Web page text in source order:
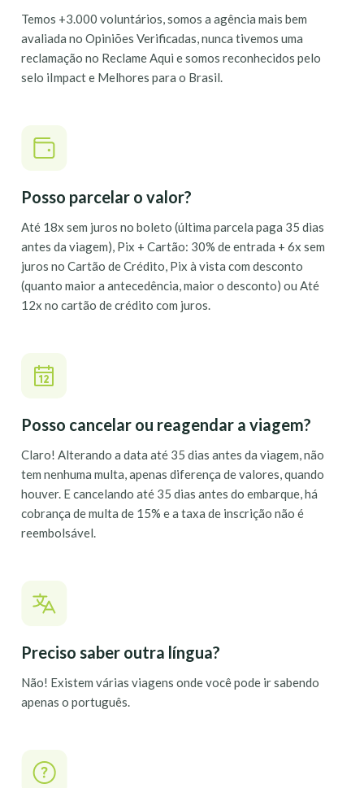
Temos +3.000 voluntários, somos a agência mais bem
avaliada no Opiniões Verificadas, nunca tivemos uma
reclamação no Reclame Aqui e somos reconhecidos pelo
selo iImpact e Melhores para o Brasil.
Posso parcelar o valor?
Até 18x sem juros no boleto (última parcela paga 35 dias
antes da viagem), Pix + Cartão: 30% de entrada + 6x sem
juros no Cartão de Crédito, Pix à vista com desconto
(quanto maior a antecedência, maior o desconto) ou Até
12x no cartão de crédito com juros.
Posso cancelar ou reagendar a viagem?
Claro! Alterando a data até 35 dias antes da viagem, não
tem nenhuma multa, apenas diferença de valores, quando
houver. E cancelando até 35 dias antes do embarque, há
cobrança de multa de 15% e a taxa de inscrição não é
reembolsável.
Preciso saber outra língua?
Não! Existem várias viagens onde você pode ir sabendo
apenas o português.